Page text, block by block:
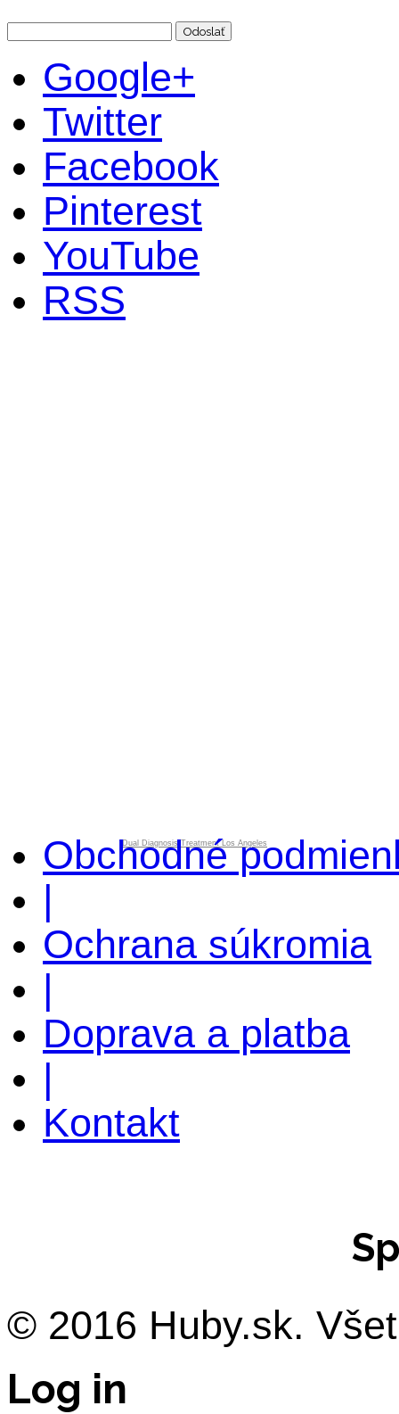
Google+
Twitter
Facebook
Pinterest
YouTube
RSS
Dual Diagnosis Treatment Los Angeles
Obchodné
Ochrana súkromia
Doprava a platba
Kontakt
© 2016 Huby.sk.
Log in